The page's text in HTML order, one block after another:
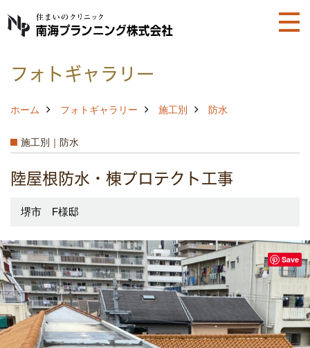
フォトギャラリー
ホーム フォトギャラリー 施工別 防水
施工別｜防水
陸屋根防水・棟プロテクト工事
堺市 F様邸
Save